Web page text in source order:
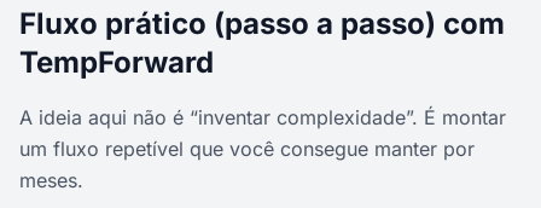
Fluxo prático (passo a passo) com
TempForward
A ideia aqui não é “inventar complexidade”. É montar
um fluxo repetível que você consegue manter por
meses.